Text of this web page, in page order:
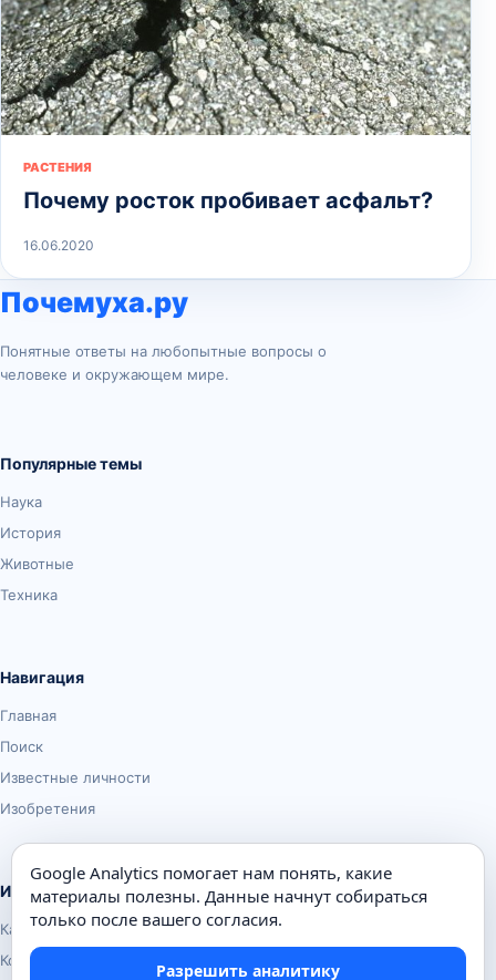
РАСТЕНИЯ
Почему росток пробивает асфальт?
16.06.2020
Почемуха.ру
Понятные ответы на любопытные вопросы о
человеке и окружающем мире.
Популярные темы
Наука
История
Животные
Техника
Навигация
Главная
Поиск
Известные личности
Изобретения
Информация
Карта сайта
Контакты
Google Analytics помогает нам понять, какие
материалы полезны. Данные начнут собираться
только после вашего согласия.
Разрешить аналитику